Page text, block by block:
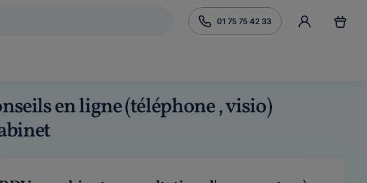
01 75 75 42 33
en ligne (téléphone , visio)